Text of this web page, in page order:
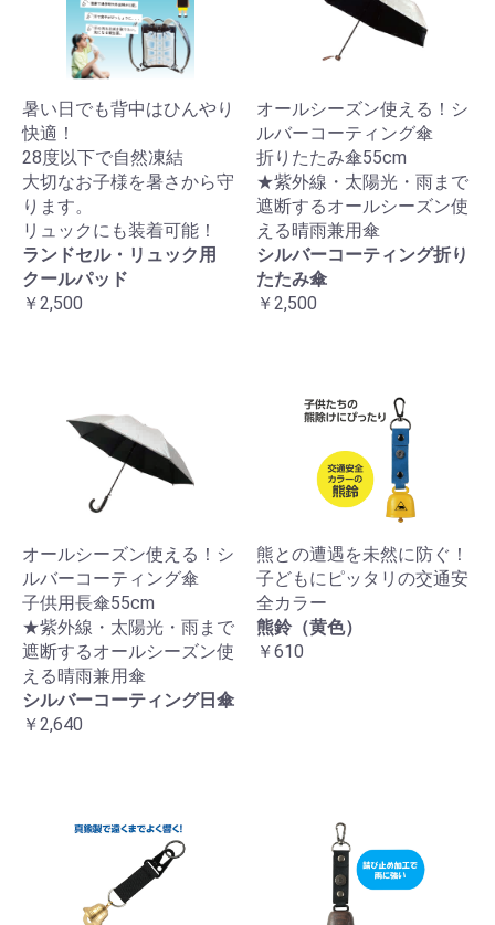
暑い日でも背中はひんやり
快適！
28度以下で自然凍結
大切なお子様を暑さから守
ります。
リュックにも装着可能！
ランドセル・リュック用
クールパッド
￥2,500
オールシーズン使える！シ
ルバーコーティング傘
折りたたみ傘55cm
★紫外線・太陽光・雨まで
遮断するオールシーズン使
える晴雨兼用傘
シルバーコーティング折り
たたみ傘
￥2,500
オールシーズン使える！シ
ルバーコーティング傘
子供用長傘55cm
★紫外線・太陽光・雨まで
遮断するオールシーズン使
える晴雨兼用傘
シルバーコーティング日傘
￥2,640
熊との遭遇を未然に防ぐ！
子どもにピッタリの交通安
全カラー
熊鈴（黄色）
￥610